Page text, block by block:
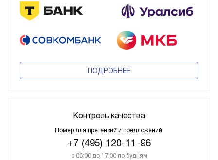
ПОДРОБНЕЕ
Контроль качества
Номер для претензий и предложений:
+7 (495) 120-11-96
с 08:00 до 17:00 по будням